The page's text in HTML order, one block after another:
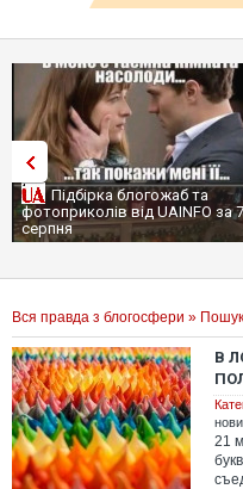
Підбірка блогожаб та
фотоприколів від UAINFO за 7
серпня
Вся правда з блогосфери » Пошук
В
21